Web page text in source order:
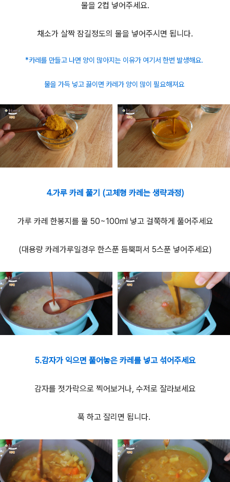
물을 2컵 넣어주세요.
채소가 살짝 잠길정도의 물을 넣어주시면 됩니다.
*카레를 만들고 나면 양이 많아지는 이유가 여기서 한번 발생해요.
물을 가득 넣고 끓이면 카레가 양이 많이 필요해져요
4.가루 카레 풀기 (고체형 카레는 생략과정)
가루 카레 한봉지를 물 50~100ml 넣고 걸쭉하게 풀어주세요
(대용량 카레가루일경우 한스푼 듬뿍퍼서 5스푼 넣어주세요)
5.감자가 익으면 풀어놓은 카레를 넣고 섞어주세요
감자를 젓가락으로 찍어보거나, 수저로 잘라보세요
푹 하고 잘리면 됩니다.